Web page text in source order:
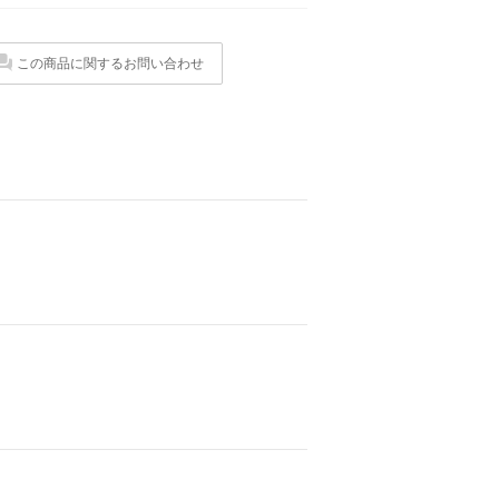
この商品に関するお問い合わせ